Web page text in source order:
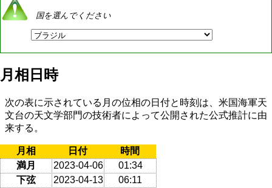
国を選んでください
月相日時
次の表に示されている月の位相の日付と時刻は、米国海軍天
文台の天文学部門の技術者によって公開された公式推計に由
来する。
月相 日付
時間
満月
2023-04-06
01:34
下弦
2023-04-13
06:11